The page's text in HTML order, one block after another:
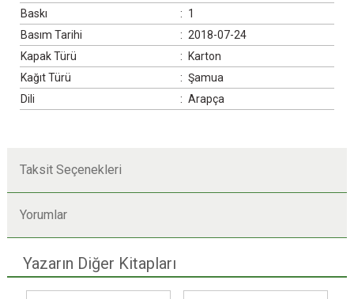
Baskı
: 1
Basım Tarihi
: 2018-07-24
Kapak Türü
:
Karton
Kağıt Türü
: Şamua
Dili
: Arapça
Taksit Seçenekleri
Yorumlar
Yazarın Diğer Kitapları